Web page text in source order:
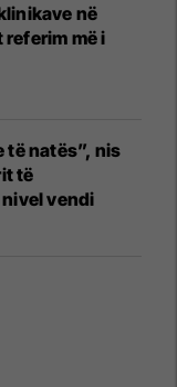
në
referim më i
të natës”, nis
të
vendi